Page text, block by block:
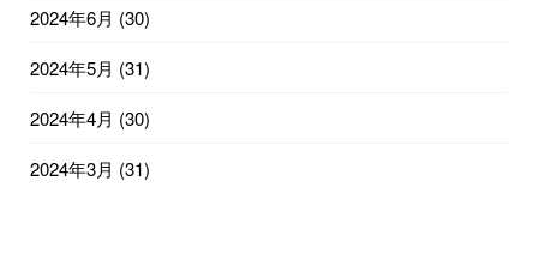
2024年6月 (30)
2024年5月 (31)
2024年4月 (30)
2024年3月 (31)